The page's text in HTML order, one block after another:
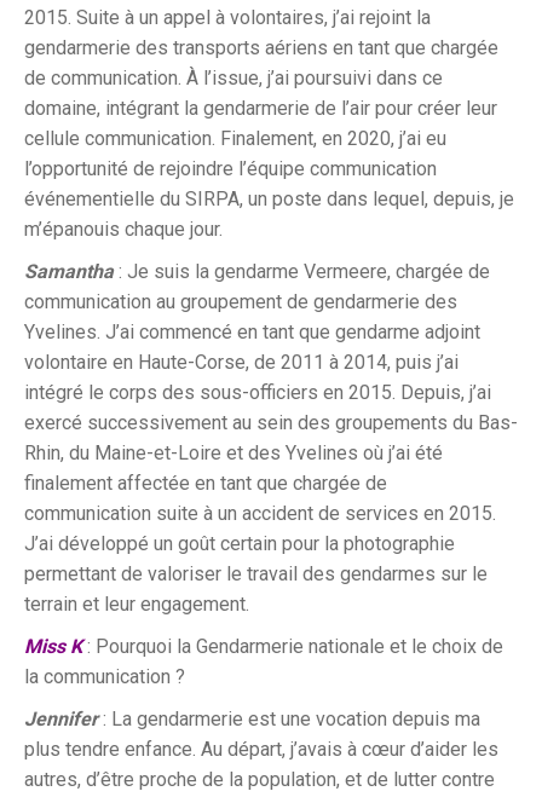
2015. Suite à un appel à volontaires, j’ai rejoint la
gendarmerie des transports aériens en tant que chargée
de communication. À l’issue, j’ai poursuivi dans ce
domaine, intégrant la gendarmerie de l’air pour créer leur
cellule communication. Finalement, en 2020, j’ai eu
l’opportunité de rejoindre l’équipe communication
événementielle du SIRPA, un poste dans lequel, depuis, je
m’épanouis chaque jour.
Samantha: Je suis la gendarme Vermeere, chargée de
communication au groupement de gendarmerie des
Yvelines. J’ai commencé en tant que gendarme adjoint
volontaire en Haute-Corse, de 2011 à 2014, puis j’ai
intégré le corps des sous-officiers en 2015. Depuis, j’ai
exercé successivement au sein des groupements du Bas-
Rhin, du Maine-et-Loire et des Yvelines où j’ai été
finalement affectée en tant que chargée de
communication suite à un accident de services en 2015.
J’ai développé un goût certain pour la photographie
permettant de valoriser le travail des gendarmes sur le
terrain et leur engagement.
Miss K: Pourquoi la Gendarmerie nationale et le choix de
la communication ?
Jennifer: La gendarmerie est une vocation depuis ma
plus tendre enfance. Au départ, j’avais à cœur d’aider les
autres, d’être proche de la population, et de lutter contre